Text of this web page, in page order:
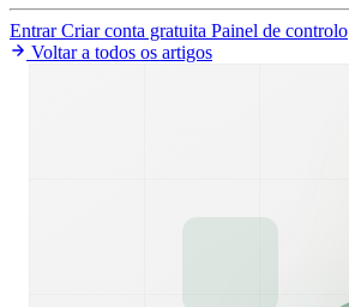
EntrarCriar conta gratuita Painel de controlo
Voltar a todos os artigos